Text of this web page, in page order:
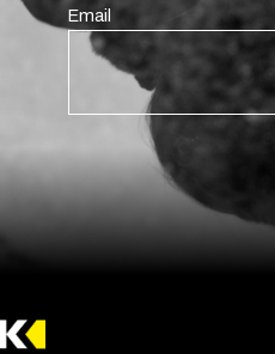
Email